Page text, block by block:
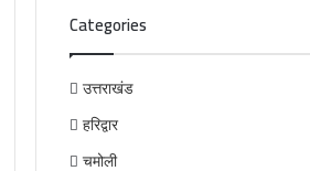
Categories
उत्तराखंड
हरिद्वार
चमोली